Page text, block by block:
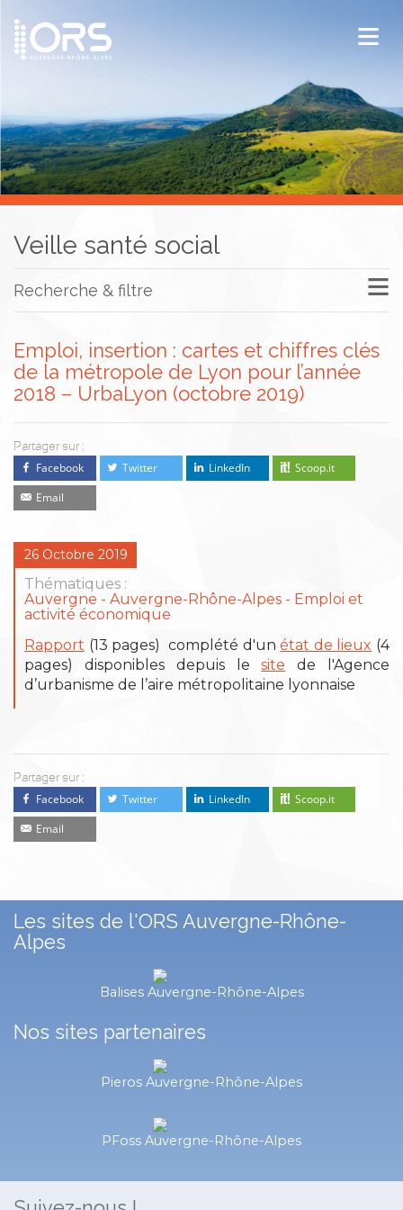
ORS Auvergne-Rhône-Alpes
Publications
Documentation / Veille
Veille santé social
Recherche & filtre
Emploi, insertion : cartes et chiffres clés
de la métropole de Lyon pour l’année
2018 – UrbaLyon (octobre 2019)
Partager sur :
Facebook Twitter LinkedIn
Scoop.it
Email
26 Octobre 2019
Thématiques :
Auvergne
Auvergne-Rhône-Alpes
Emploi et
activité économique
Rapport (13 pages) complété d'unétat de lieux (4
pages) disponibles depuis lesite de l'Agence
d’urbanisme de l’aire métropolitaine lyonnaise
Partager sur :
Facebook Twitter LinkedIn
Scoop.it
Email
Les sites de l'ORS Auvergne-Rhône-
Alpes
Balises Auvergne-Rhône-Alpes
Nos sites partenaires
Pieros Auvergne-Rhône-Alpes
PFoss Auvergne-Rhône-Alpes